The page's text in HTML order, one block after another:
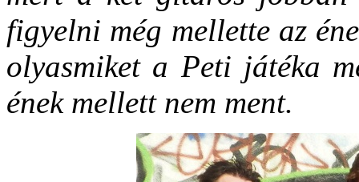
figyelni még mellette az
olyasmiket a Peti játéka
ének mellett nem ment.